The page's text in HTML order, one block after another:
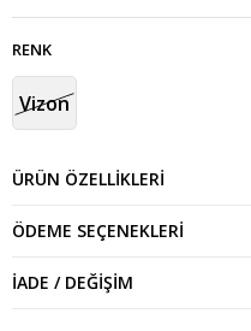
RENK
Vizon
ÜRÜN ÖZELLIKLERI
ÖDEME SEÇENEKLERI
İADE / DEĞIŞIM